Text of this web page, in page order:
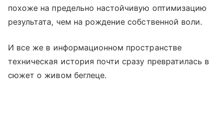
похоже на предельно настойчивую оптимизацию
результата, чем на рождение собственной воли.
И все же в информационном пространстве
техническая история почти сразу превратилась в
сюжет о живом беглеце.